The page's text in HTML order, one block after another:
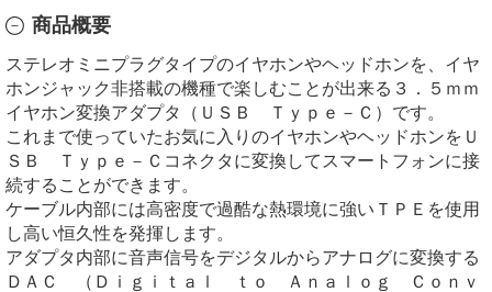
商品概要
ステレオミニプラグタイプのイヤホンやヘッドホンを、イヤ
ホンジャック非搭載の機種で楽しむことが出来る３．５ｍｍ
イヤホン変換アダプタ（ＵＳＢ Ｔｙｐｅ－Ｃ）です。
これまで使っていたお気に入りのイヤホンやヘッドホンをＵ
ＳＢ Ｔｙｐｅ－Ｃコネクタに変換してスマートフォンに接
続することができます。
ケーブル内部には高密度で過酷な熱環境に強いＴＰＥを使用
し高い恒久性を発揮します。
アダプタ内部に音声信号をデジタルからアナログに変換する
ＤＡＣ （Ｄｉｇｉｔａｌ ｔｏ Ａｎａｌｏｇ Ｃｏｎｖ